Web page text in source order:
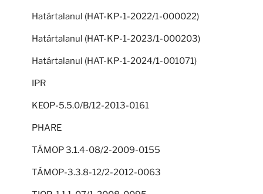
Határtalanul (HAT-KP-1-2022/1-000022)
Határtalanul (HAT-KP-1-2023/1-000203)
Határtalanul (HAT-KP-1-2024/1-001071)
IPR
KEOP-5.5.0/B/12-2013-0161
PHARE
TÁMOP 3.1.4-08/2-2009-0155
TÁMOP-3.3.8-12/2-2012-0063